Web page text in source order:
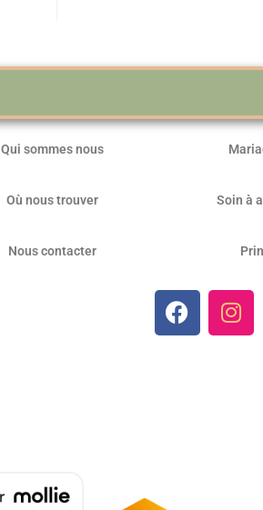
Qui sommes nous
Où nous trouver
Nous contacter
Soin à